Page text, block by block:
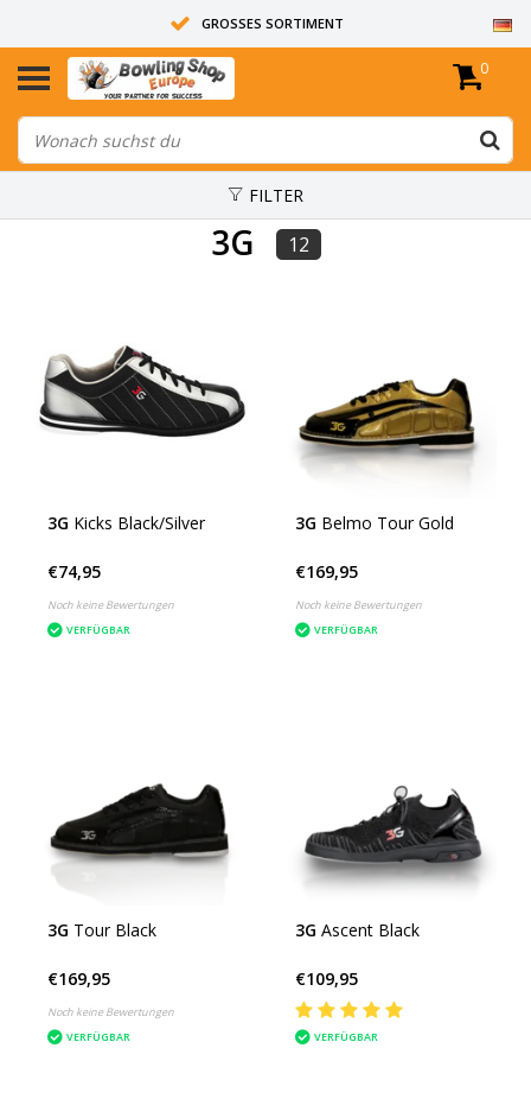
GROSSES SORTIMENT
14 TAGE RÜCKGABERECHT
ALLE BOWLINGKUGELN SIND UNGEBOHRT
0
FILTER
3G 12
3G Kicks Black/Silver
€74,95
Noch keine Bewertungen
VERFÜGBAR
3G Belmo Tour Gold
€169,95
Noch keine Bewertungen
VERFÜGBAR
3G Tour Black
€169,95
Noch keine Bewertungen
VERFÜGBAR
3G Ascent Black
€109,95
VERFÜGBAR